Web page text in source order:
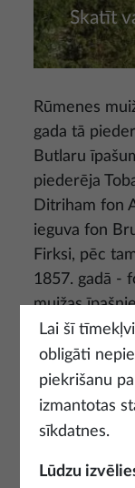
Skatīt
Rūmenes
gada tā
Butlaru
piederēja
Ditriham fon
ieguva fon
Firksi, pēc
1857. gadā -
muižas
gadā to
Švarcs.
1876. gadā
muiža
zemāk esošo
veida
Lai šī
obligāti
piekrišanu
izmantotas
sīkdatnes.
Lūdzu